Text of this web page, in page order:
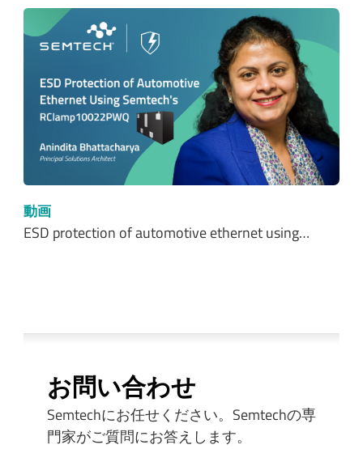
動画
ESD protection of automotive ethernet using…
お問い合わせ
Semtechにお任せください。Semtechの専
門家がご質問にお答えします。